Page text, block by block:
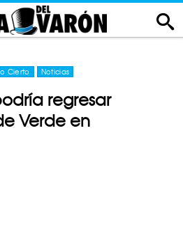
Cierto Noticias
regresar
Verde en